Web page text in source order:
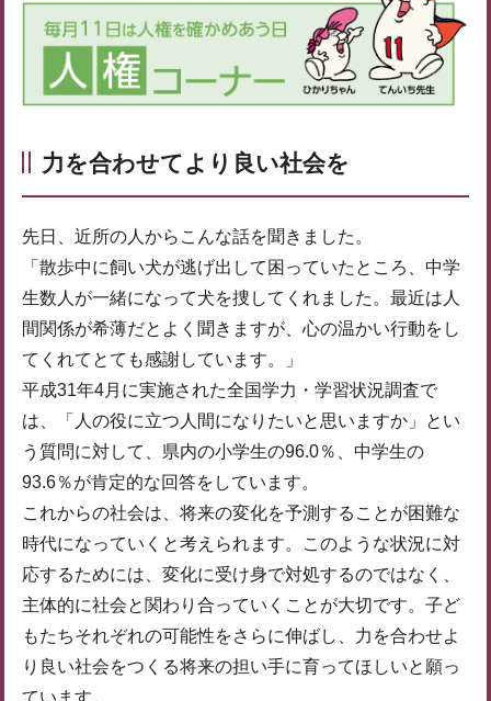
力を合わせてより良い社会を
先日、近所の人からこんな話を聞きました。
「散歩中に飼い犬が逃げ出して困っていたところ、中学
生数人が一緒になって犬を捜してくれました。最近は人
間関係が希薄だとよく聞きますが、心の温かい行動をし
てくれてとても感謝しています。」
平成31年4月に実施された全国学力・学習状況調査で
は、「人の役に立つ人間になりたいと思いますか」とい
う質問に対して、県内の小学生の96.0％、中学生の
93.6％が肯定的な回答をしています。
これからの社会は、将来の変化を予測することが困難な
時代になっていくと考えられます。このような状況に対
応するためには、変化に受け身で対処するのではなく、
主体的に社会と関わり合っていくことが大切です。子ど
もたちそれぞれの可能性をさらに伸ばし、力を合わせよ
り良い社会をつくる将来の担い手に育ってほしいと願っ
ています。